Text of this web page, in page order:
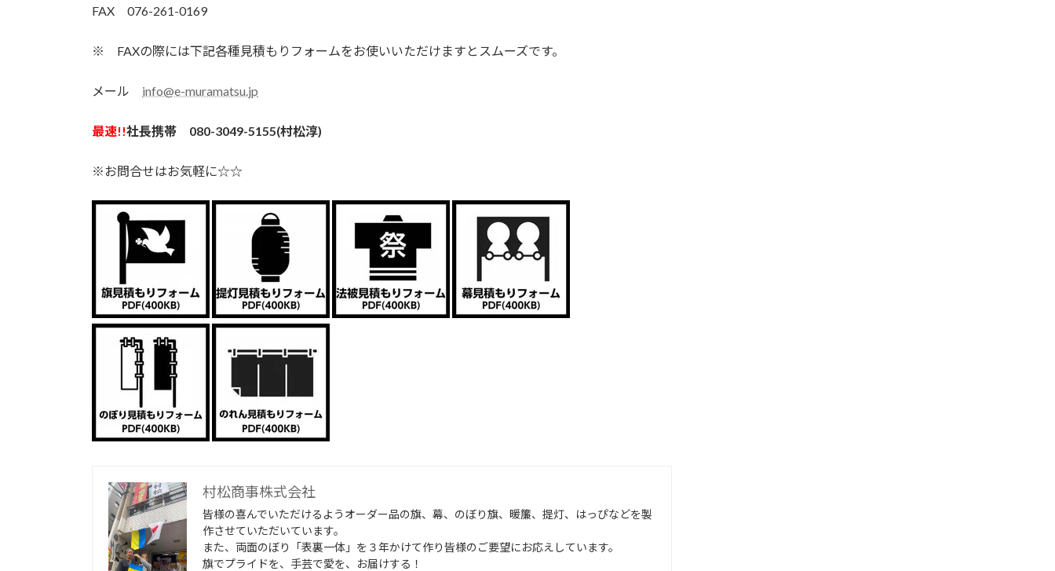
FAX 076-261-0169
※ FAXの際には下記各種見積もりフォームをお使いいただけますとスムーズです。
メール info@e-muramatsu.jp
最速!!社長携帯 080-3049-5155(村松淳)
※お問合せはお気軽に☆☆
村松商事株式会社
皆様の喜んでいただけるようオーダー品の旗、幕、のぼり旗、暖簾、提灯、はっぴなどを製
作させていただいています。
また、両面のぼり「表裏一体」を３年かけて作り皆様のご要望にお応えしています。
旗でプライドを、手芸で愛を、お届けする！